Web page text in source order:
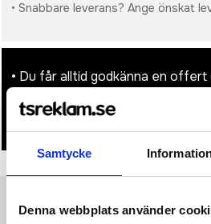
Samtycke
Denna webbplats använder
• Snabbare leverans? Ange önskat
• Du får alltid godkänna en offert
• Tryckfil/er logo laddas upp i
ProduktinformationSpecifikationer